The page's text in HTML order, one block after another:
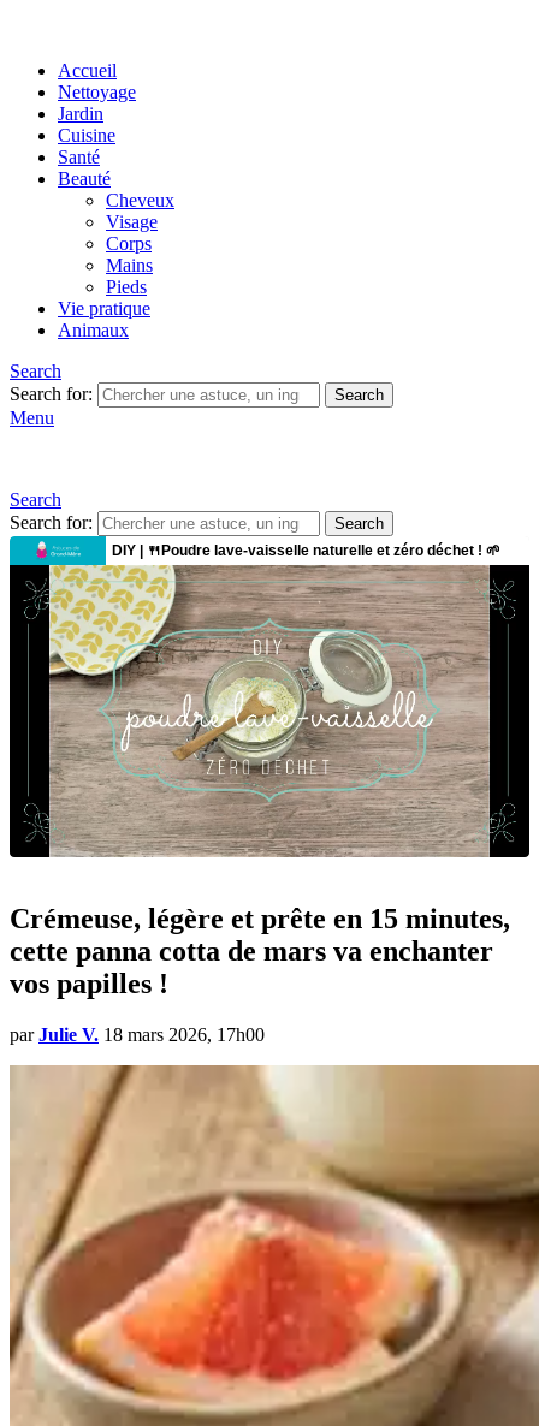
Accueil
Nettoyage
Jardin
Cuisine
Santé
Beauté
Cheveux
Visage
Corps
Mains
Pieds
Vie pratique
Animaux
Search
Search for:
Search
Menu
Search
Search for:
Search
Crémeuse, légère et prête en 15 minutes,
cette panna cotta de mars va enchanter
vos papilles !
par Julie V. 18 mars 2026, 17h00